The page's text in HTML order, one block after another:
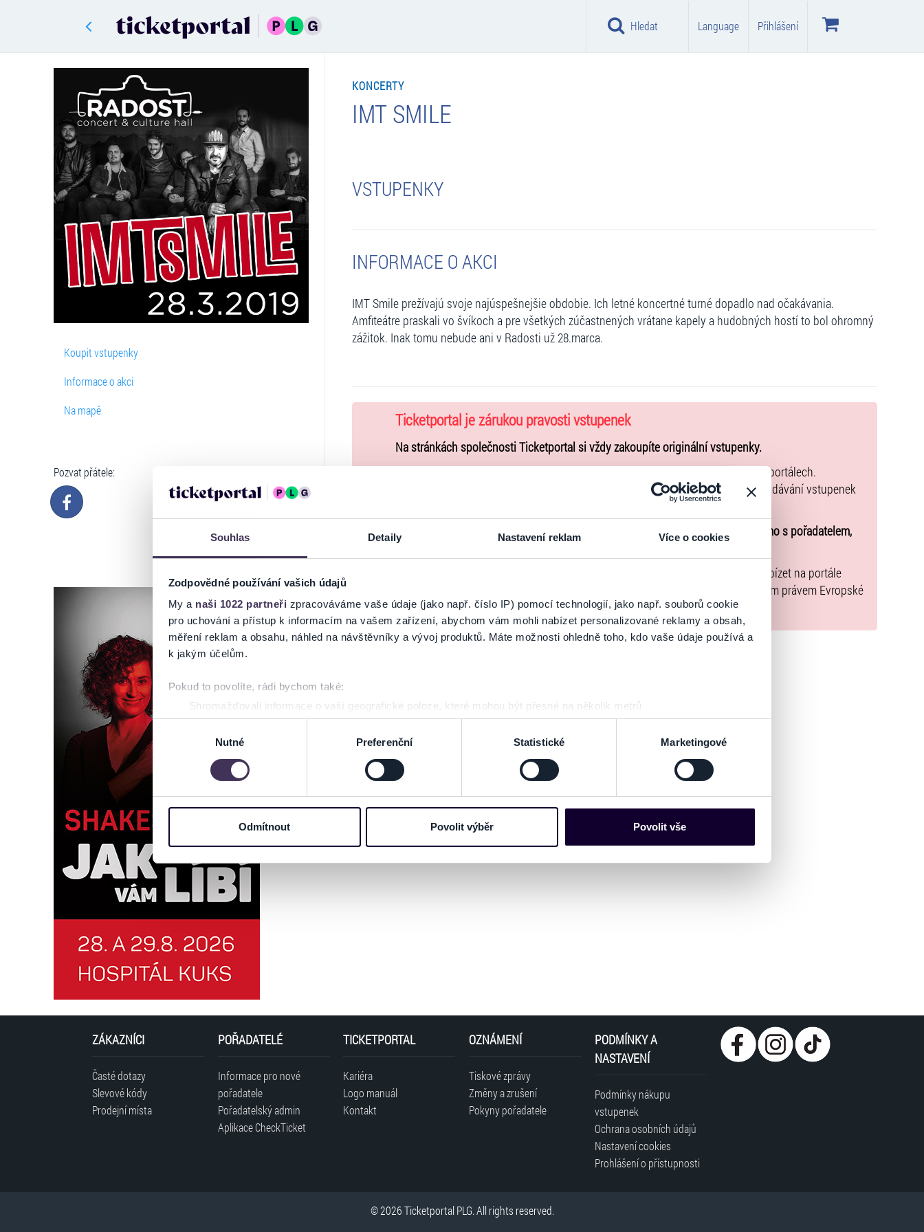
Souhlas Detaily Nastavení reklam Více o cookies
Zodpovědné používání vašich údajů
My a naši 1022 partneři zpracováváme vaše údaje (jako např. číslo IP) pomocí technologií, jako např. souborů cookie
pro uchování a přístup k informacím na vašem zařízení, abychom vám mohli nabízet personalizované reklamy a obsah,
měření reklam a obsahu, náhled na návštěvníky a vývoj produktů. Máte možnosti ohledně toho, kdo vaše údaje používá a
k jakým účelům.
Pokud to povolíte, rádi bychom také:
Shromažďovali informace o vaší geografické poloze, které mohou být přesné na několik metrů
Identifikovali vaše zařízení pomocí aktivního skenování pro konkrétní charakteristiky (otisk prstu)
Zjistěte více o tom, jak zpracováváme vaše osobní údaje, a nastavte si předvolby v
části s podrobnostmi. Svůj souhlas
můžete kdykoliv změnit nebo odvolat v části Prohlášení o souborech cookie.
informace o vašem zařízení nebo vaší aktivitě na našich webových stránkách. Tyto informace mohou představovat
osobní údaje. Získané informace používáme např. k analýze návštěvnosti webu nebo k personalizaci obsahu a reklam.
Jaké typy cookies používáme, naleznete níže. Možnosti zpracování upravíte zaškrtnutím příslušné varianty. Svoji volbu
můžete kdykoliv změnit v zápatí stránky v záložce „Cookies a jejich nastavení“.
souhlasu
Nutné Preferenční Statistické Marketingové
Odmítnout Povolit výběr Povolit vše
Hledat Language Přihlášení
Koupit vstupenky
Informace o akci
Na mapě
Pozvat přátele:
KONCERTY
IMT SMILE
VSTUPENKY
INFORMACE O AKCI
IMT Smile prežívajú svoje najúspešnejšie obdobie. Ich letné koncertné turné dopadlo nad očakávania.
Amfiteátre praskali vo švíkoch a pre všetkých zúčastnených vrátane kapely a hudobných hostí to bol ohromný
zážitok. Inak tomu nebude ani v Radosti už 28.marca.
Ticketportal je zárukou pravosti vstupenek
Na stránkách společnosti Ticketportal si vždy zakoupíte originální vstupenky.
Ticketportal nemůže zaručit pravost vstupenek zakoupených na přeprodejních portálech.
Ticketportal s těmito společnostmi nemá nic společného a tento způsob přeprodávání vstupenek
Portál Ticketportal.cz je online tržištěm.
Smlouvu o účasti na akci uzavíráte přímo s pořadatelem,
jehož údaje jsou uvedeny přímo v košíku.
Pořadatel se ve smyslu čl. 30 odst. 1 písm. e) nařízení EU 2022/2065 zavázal nabízet na portále
www.ticketportal.cz pouze výrobky nebo služby, jež jsou v souladu s použitelným právem Evropské
unie.
ZÁKAZNÍCI
Časté dotazy
Slevové kódy
Prodejní místa
POŘADATELÉ
Informace pro nové
pořadatele
Pořadatelský admin
Aplikace CheckTicket
TICKETPORTAL
Kariéra
Logo manuál
Kontakt
OZNÁMENÍ
Tiskové zprávy
Změny a zrušení
Pokyny pořadatele
PODMÍNKY A
NASTAVENÍ
Podmínky nákupu
vstupenek
Ochrana osobních údajů
Nastavení cookies
Prohlášení o přístupnosti
© 2026 Ticketportal PLG. All rights reserved.